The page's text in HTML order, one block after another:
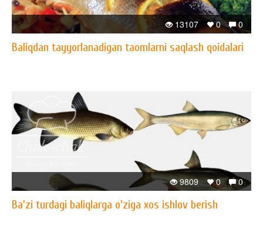
0
0
13107
Baliqdan tayyorlanadigan taomlarni saqlash qoidalari
0
0
9809
Ba'zi turdagi baliqlarga o'ziga xos ishlov berish